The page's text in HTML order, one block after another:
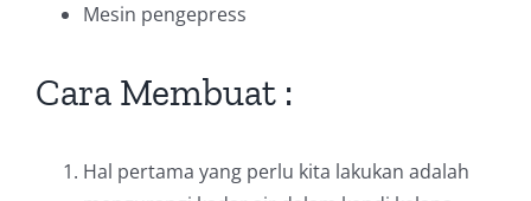
Mesin pengepress
Cara Membuat :
Hal pertama yang perlu kita lakukan adalah